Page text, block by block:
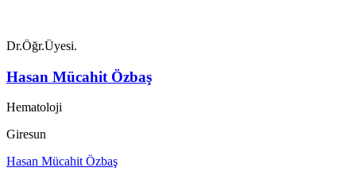
Dr.Öğr.Üyesi.
Hasan Mücahit Özbaş
Hematoloji
Giresun
Hasan Mücahit Özbaş